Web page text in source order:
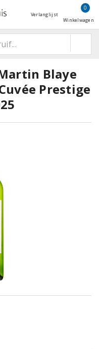
Verlanglijst
0
Winkelwagen
Blaye
Prestige